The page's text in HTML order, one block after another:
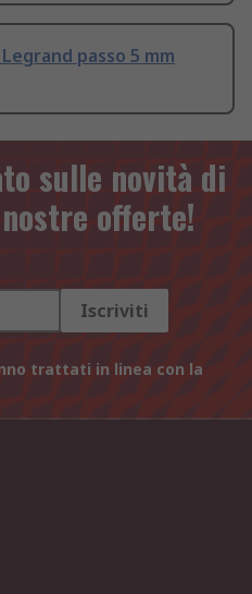
passo 5 mm
sulle novità di
offerte!
Iscriviti
trattati in linea con la